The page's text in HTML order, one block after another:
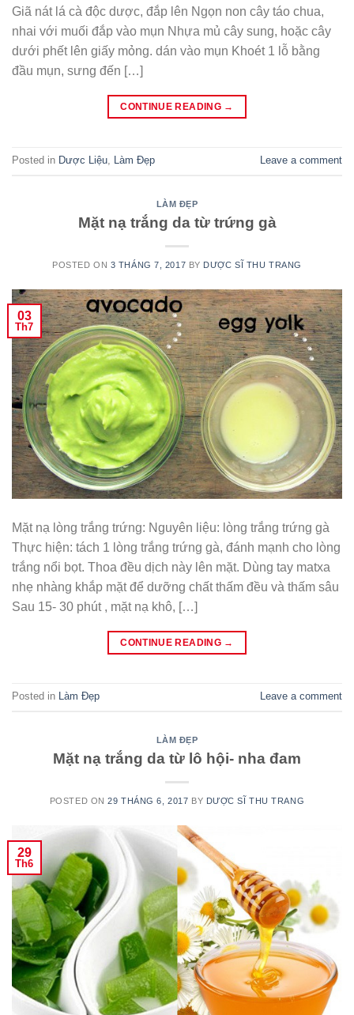
Giã nát lá cà độc dược, đắp lên Ngọn non cây táo chua,
nhai với muối đắp vào mụn Nhựa mủ cây sung, hoặc cây
dưới phết lên giấy mỏng. dán vào mụn Khoét 1 lỗ bằng
đầu mụn, sưng đến […]
CONTINUE READING →
Posted in Dược Liệu, Làm Đẹp Leave a comment
LÀM ĐẸP
Mặt nạ trắng da từ trứng gà
POSTED ON 3 THÁNG 7, 2017 BY DƯỢC SĨ THU TRANG
03
Th7
Mặt nạ lòng trắng trứng: Nguyên liệu: lòng trắng trứng gà
Thực hiện: tách 1 lòng trắng trứng gà, đánh mạnh cho lòng
trắng nổi bọt. Thoa đều dịch này lên mặt. Dùng tay matxa
nhẹ nhàng khắp mặt để dưỡng chất thấm đều và thấm sâu
Sau 15- 30 phút , mặt nạ khô, […]
CONTINUE READING →
Posted in Làm Đẹp Leave a comment
LÀM ĐẸP
Mặt nạ trắng da từ lô hội- nha đam
POSTED ON29 THÁNG 6, 2017 BY DƯỢC SĨ THU TRANG
29
Th6